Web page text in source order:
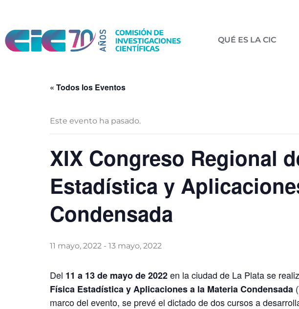
QUÉ ES LA CIC
« Todos los Eventos
Este evento ha pasado.
XIX Congreso Regional
Estadística y
Condensada
11 mayo, 2022 - 13 mayo, 2022
Del 11 a 13 de mayo de 2022en la ciudad de La Plata se
Física Estadística y Aplicaciones a la Materia Condensada
marco del evento, se prevé el dictado de dos cursos a